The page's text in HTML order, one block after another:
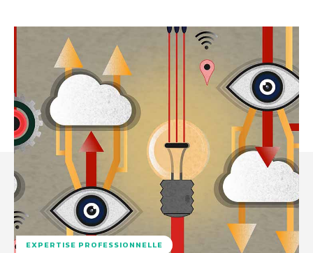
EXPERTISE PROFESSIONNELLE